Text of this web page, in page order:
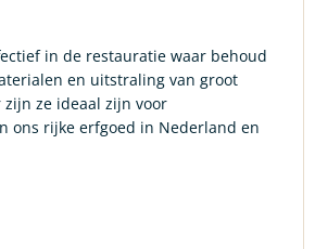
in de restauratie waar behoud
en uitstraling van groot
ze ideaal zijn voor
ons rijke erfgoed in Nederland en